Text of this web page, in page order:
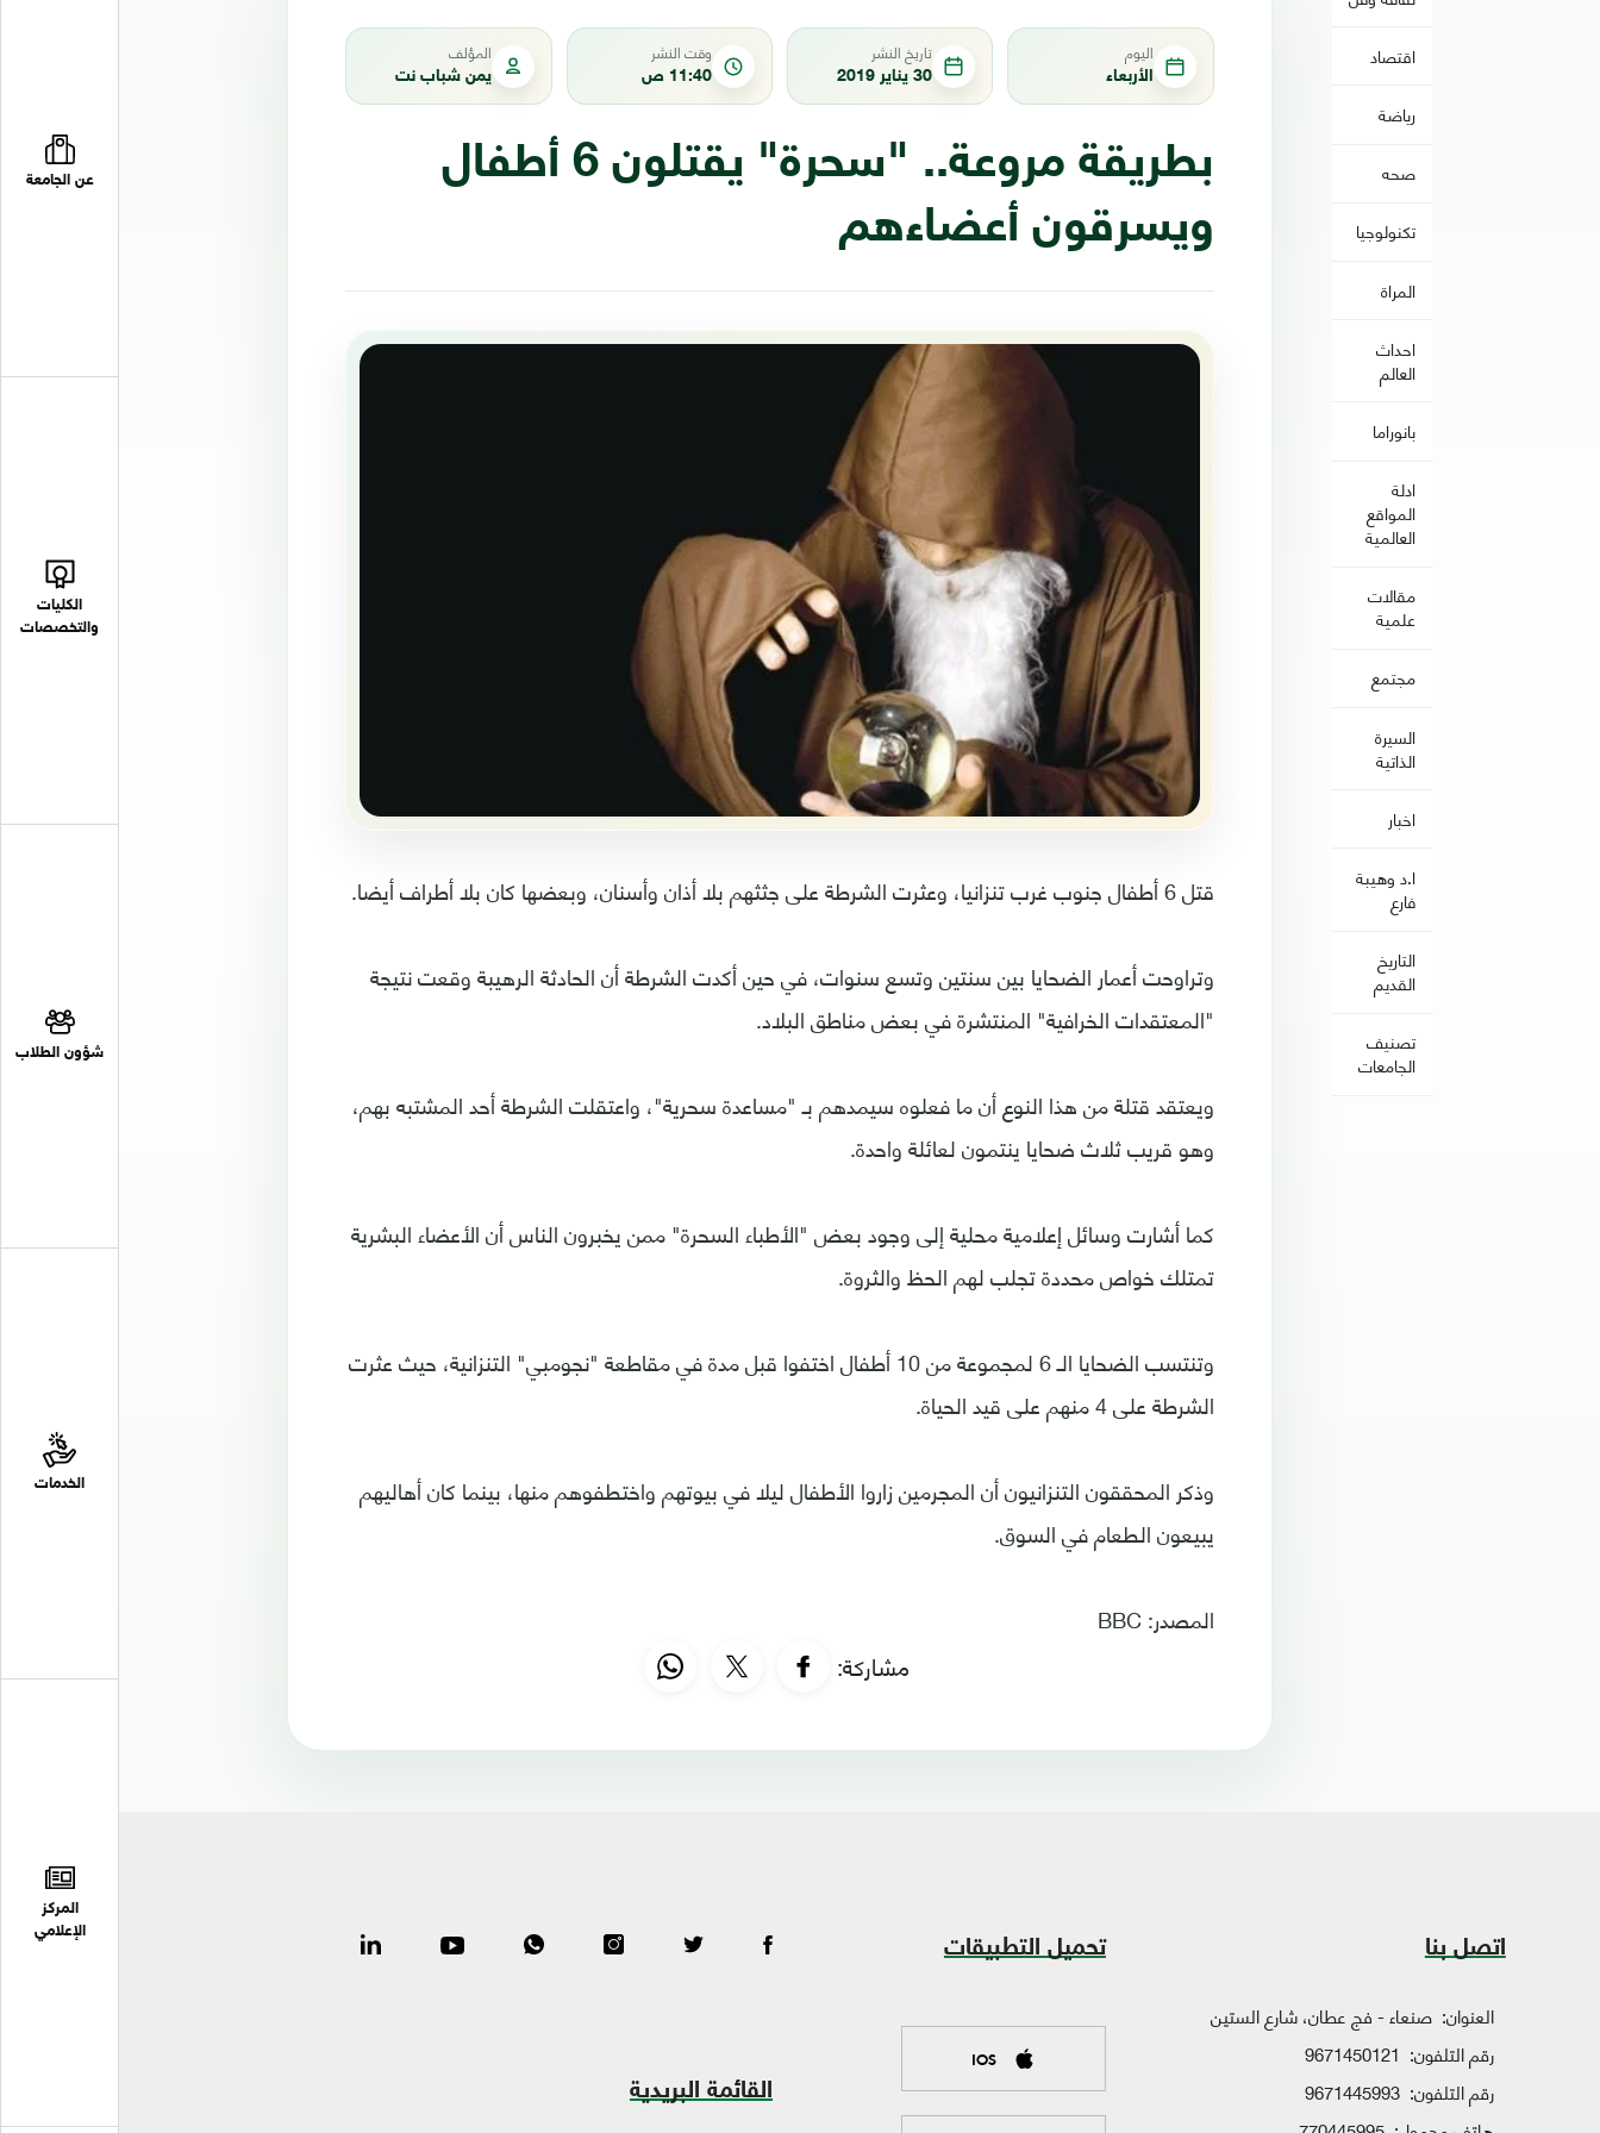
عن الجامعة
الكليات
والتخصصات
شؤون الطلاب
الخدمات
المركز
الإعلامي
اقتصاد
رياضة
صحه
تكنولوجيا
المراة
احداث
العالم
بانوراما
ادلة
المواقع
العالمية
مقالات
علمية
مجتمع
السيرة
الذاتية
اخبار
ا.د وهيبة
فارع
التاريخ
القديم
تصنيف
الجامعات
اليوم
الأربعاء
تاريخ النشر
30 يناير 2019
وقت النشر
11:40 ص
المؤلف
يمن شباب نت
بطريقة مروعة.. "سحرة" يقتلون 6 أطفال
ويسرقون أعضاءهم
قتل 6 أطفال جنوب غرب تنزانيا، وعثرت الشرطة على جثثهم بلا أذان وأسنان، وبعضها كان بلا أطراف أيضا.
وتراوحت أعمار الضحايا بين سنتين وتسع سنوات، في حين أكدت الشرطة أن الحادثة الرهيبة وقعت نتيجة
"المعتقدات الخرافية" المنتشرة في بعض مناطق البلاد.
ويعتقد قتلة من هذا النوع أن ما فعلوه سيمدهم بـ "مساعدة سحرية"، واعتقلت الشرطة أحد المشتبه بهم،
وهو قريب ثلاث ضحايا ينتمون لعائلة واحدة.
كما أشارت وسائل إعلامية محلية إلى وجود بعض "الأطباء السحرة" ممن يخبرون الناس أن الأعضاء البشرية
تمتلك خواص محددة تجلب لهم الحظ والثروة.
وتنتسب الضحايا الـ 6 لمجموعة من 10 أطفال اختفوا قبل مدة في مقاطعة "نجومبي" التنزانية، حيث عثرت
الشرطة على 4 منهم على قيد الحياة.
وذكر المحققون التنزانيون أن المجرمين زاروا الأطفال ليلا في بيوتهم واختطفوهم منها، بينما كان أهاليهم
يبيعون الطعام في السوق.
المصدر: BBC
مشاركة:
اتصل بنا
العنوان: صنعاء - فج عطان، شارع الستين
رقم التلفون: 9671450121
رقم التلفون: 9671445993
تحميل التطبيقات
IOS
القائمة البريدية